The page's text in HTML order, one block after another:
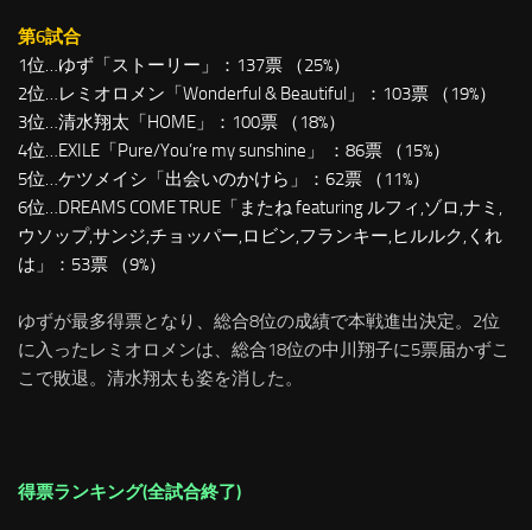
第6試合
1位…ゆず「ストーリー」：137票 （25%）
2位…レミオロメン「Wonderful & Beautiful」：103票 （19%）
3位…清水翔太「HOME」：100票 （18%）
4位…EXILE「Pure/You’re my sunshine」 ：86票 （15%）
5位…ケツメイシ「出会いのかけら」：62票 （11%）
6位…DREAMS COME TRUE「またね featuring ルフィ,ゾロ,ナミ,
ウソップ,サンジ,チョッパー,ロビン,フランキー,ヒルルク,くれ
は」：53票 （9%）
ゆずが最多得票となり、総合8位の成績で本戦進出決定。2位
に入ったレミオロメンは、総合18位の中川翔子に5票届かずこ
こで敗退。清水翔太も姿を消した。
得票ランキング(全試合終了)